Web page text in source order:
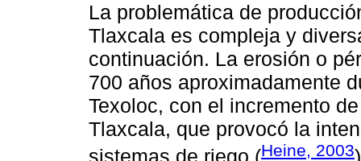
La problemática de
Tlaxcala es compleja y
continuación. La erosión o
700 años aproximadamente
Texoloc, con el incremento
Tlaxcala, que provocó la
Heine, 2003